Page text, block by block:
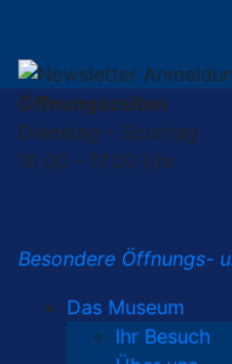
Öffnungszeiten
Dienstag – Sonntag
10.00 – 17.00 Uhr
Besondere Öffnungs-
Das Museum
Ihr Besuch